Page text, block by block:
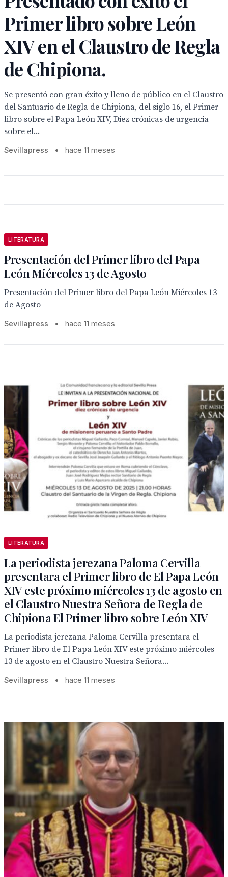
Primer libro sobre León
XIV en el Claustro de Regla
de Chipiona.
Se presentó con gran éxito y lleno de público en el Claustro
del Santuario de Regla de Chipiona, del siglo 16, el Primer
libro sobre el Papa León XIV, Diez crónicas de urgencia
sobre el...
Sevillapress • hace 11 meses
LITERATURA
Presentación del Primer libro del Papa
León Miércoles 13 de Agosto
Presentación del Primer libro del Papa León Miércoles 13
de Agosto
Sevillapress • hace 11 meses
LITERATURA
La periodista jerezana Paloma Cervilla
presentara el Primer libro de El Papa León
XIV este próximo miércoles 13 de agosto en
el Claustro Nuestra Señora de Regla de
Chipiona El Primer libro sobre León XIV
La periodista jerezana Paloma Cervilla presentara el
Primer libro de El Papa León XIV este próximo miércoles
13 de agosto en el Claustro Nuestra Señora...
Sevillapress • hace 11 meses